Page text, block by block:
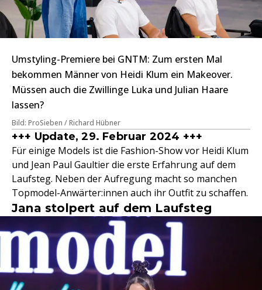
Umstyling-Premiere bei GNTM: Zum ersten Mal
bekommen Männer von Heidi Klum ein Makeover.
Müssen auch die Zwillinge Luka und Julian Haare
lassen?
Bild: ProSieben / Richard Hübner
+++ Update, 29. Februar 2024 +++
Für einige Models ist die Fashion-Show vor Heidi Klum
und Jean Paul Gaultier die erste Erfahrung auf dem
Laufsteg. Neben der Aufregung macht so manchen
Topmodel-Anwärter:innen auch ihr Outfit zu schaffen.
Jana stolpert auf dem Laufsteg